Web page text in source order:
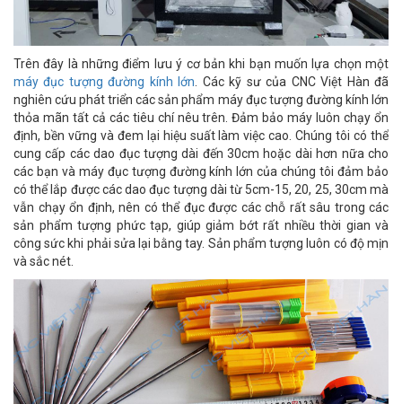
Trên đây là những điểm lưu ý cơ bản khi bạn muốn lựa chọn một
máy đục tượng đường kính lớn. Các kỹ sư của CNC Việt Hàn đã
nghiên cứu phát triển các sản phẩm máy đục tượng đường kính lớn
thỏa mãn tất cả các tiêu chí nêu trên. Đảm bảo máy luôn chạy ổn
định, bền vững và đem lại hiệu suất làm việc cao. Chúng tôi có thể
cung cấp các dao đục tượng dài đến 30cm hoặc dài hơn nữa cho
các bạn và máy đục tượng đường kính lớn của chúng tôi đảm bảo
có thể lắp được các dao đục tượng dài từ 5cm-15, 20, 25, 30cm mà
vẫn chạy ổn định, nên có thể đục được các chỗ rất sâu trong các
sản phẩm tượng phức tạp, giúp giảm bớt rất nhiều thời gian và
công sức khi phải sửa lại bằng tay. Sản phẩm tượng luôn có độ mịn
và sắc nét.